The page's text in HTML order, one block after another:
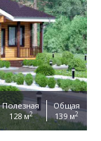
Полезная
128 м2
Общая
139 м2